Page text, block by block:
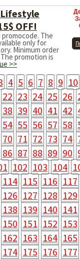
OFF!
promocode. The
only for
Minimum order
The promotion is
>>
4 5 6 7 8 9 10
22 23 24 25 26
38 39 40 41 42
54 55 56 57 58
70 71 72 73 74
86 87 88 89 90
102 103 104
114 115 116 117
126 127 128 129
138 139 140 141
150 151 152 153
162 163 164 165
174 175 176 177